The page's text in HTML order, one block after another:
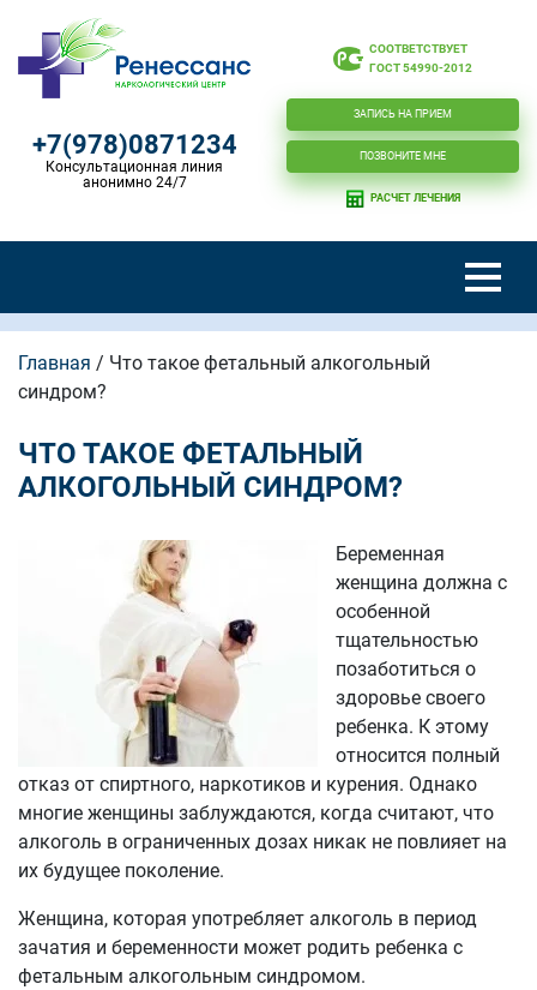
СООТВЕТСТВУЕТ
ГОСТ 54990-2012
+7(978)0871234
Консультационная линия
анонимно 24/7
ЗАПИСЬ НА ПРИЕМ
ПОЗВОНИТЕ МНЕ
РАСЧЕТ ЛЕЧЕНИЯ
Главная / Что такое фетальный алкогольный
синдром?
ЧТО ТАКОЕ ФЕТАЛЬНЫЙ
АЛКОГОЛЬНЫЙ СИНДРОМ?
Беременная
женщина должна с
особенной
тщательностью
позаботиться о
здоровье своего
ребенка. К этому
относится полный
отказ от спиртного, наркотиков и курения. Однако
многие женщины заблуждаются, когда считают, что
алкоголь в ограниченных дозах никак не повлияет на
их будущее поколение.
Женщина, которая употребляет алкоголь в период
зачатия и беременности может родить ребенка с
фетальным алкогольным синдромом.